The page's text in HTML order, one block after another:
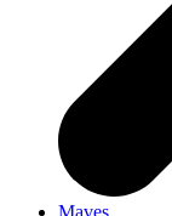
Maves